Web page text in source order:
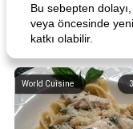
Bu sebepten
veya öncesinde
katkı olabilir.
World Cuisine